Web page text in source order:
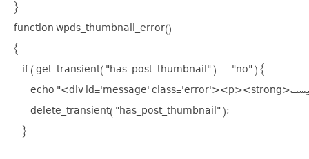
}
function wpds_thumbnail_error()
{
    if ( get_transient( "has_post_thumbnail" ) == "no" ) {
        echo "<div id='message' class='error'><p><strong>شما باید قبل از ارسال مطلب یک تصویر شاخص آپلود کنید. نوشته شما ذخیره شما ذخیره خواهد شد، اما قابل نمایش نیست!</strong></p></div>";
        delete_transient( "has_post_thumbnail" );
    }